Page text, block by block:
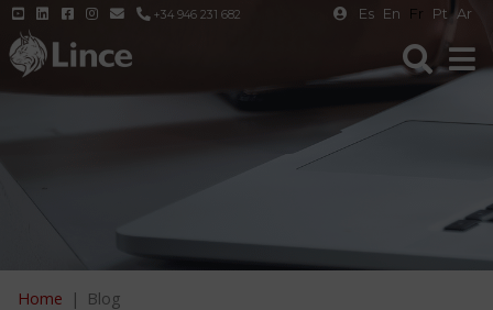
+34 946 231 682 Es En Fr Pt Ar
Home Blog